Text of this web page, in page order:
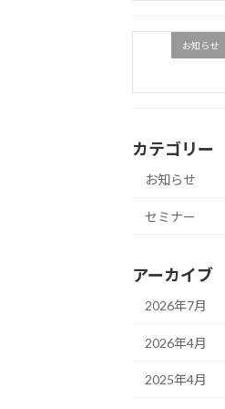
お知らせ
カテゴリー
お知らせ
セミナー
アーカイブ
2026年7月
2026年4月
2025年4月